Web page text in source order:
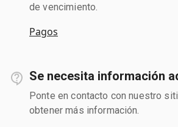
de vencimiento.
Pagos
Se necesita información
Ponte en contacto con nuestro
obtener más información.